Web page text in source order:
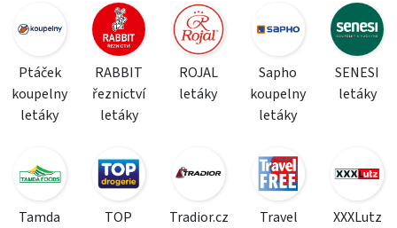
Ptáček
koupelny
letáky
RABBIT
řeznictví
letáky
ROJAL
letáky
Sapho
koupelny
letáky
SENESI
letáky
Tamda
TOP
Tradior.cz
Travel
XXXLutz